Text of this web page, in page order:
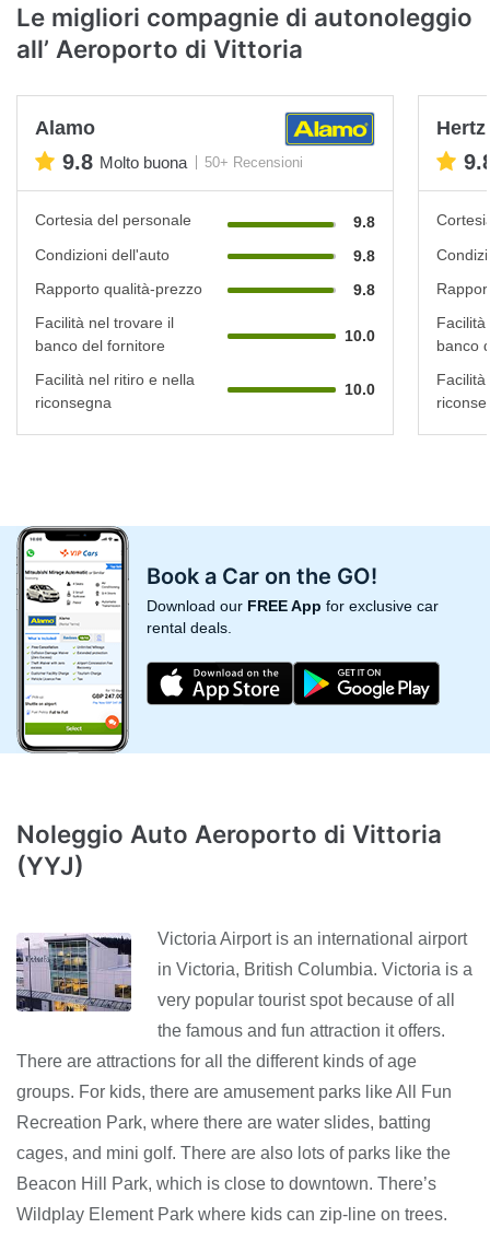
Le migliori compagnie di autonoleggio
all’ Aeroporto di Vittoria
Alamo
9.8 Molto buona 50+ Recensioni
Cortesia del personale
9.8
Condizioni dell'auto
9.8
Rapporto qualità-prezzo
9.8
Facilità nel trovare il
banco del fornitore
10.0
Facilità nel ritiro e nella
riconsegna
10.0
Hertz
banco
Book a Car on the GO!
Download our FREE App for exclusive car
rental deals.
Noleggio Auto Aeroporto di Vittoria
(YYJ)
Victoria Airport is an international airport
in Victoria, British Columbia. Victoria is a
very popular tourist spot because of all
the famous and fun attraction it offers.
There are attractions for all the different kinds of age
groups. For kids, there are amusement parks like All Fun
Recreation Park, where there are water slides, batting
cages, and mini golf. There are also lots of parks like the
Beacon Hill Park, which is close to downtown. There’s
Wildplay Element Park where kids can zip-line on trees.